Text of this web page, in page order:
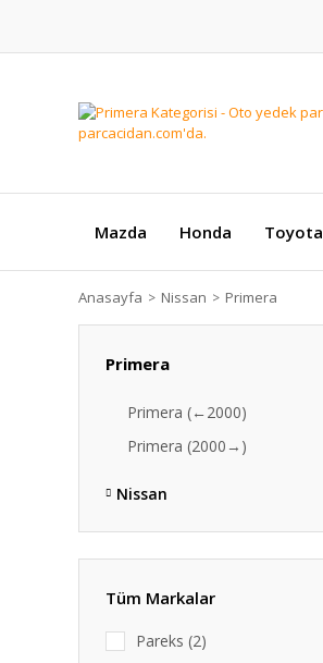
Mazda Honda Toyota
Anasayfa Nissan Primera
Primera
Primera (←2000)
Primera (2000→)
Nissan
Tüm Markalar
Pareks (2)